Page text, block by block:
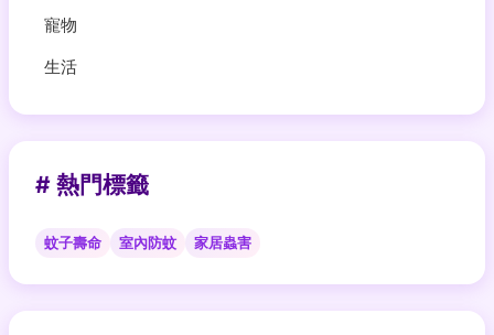
寵物
生活
# 熱門標籤
蚊子壽命 室內防蚊 家居蟲害